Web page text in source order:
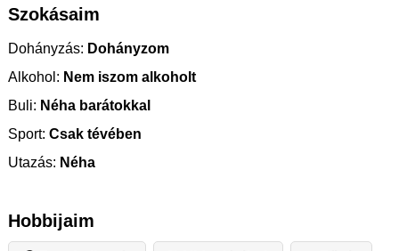
Szokásaim
Dohányzás: Dohányzom
Alkohol: Nem iszom alkoholt
Buli: Néha barátokkal
Sport: Csak tévében
Utazás: Néha
Hobbijaim